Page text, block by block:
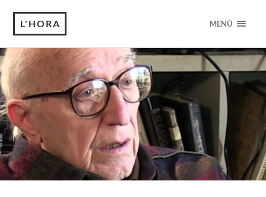
L'HORA MENÚ